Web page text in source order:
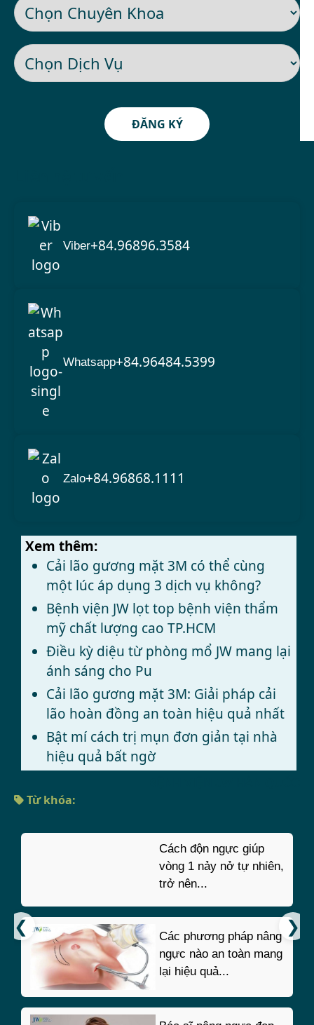
ĐĂNG KÝ
Viber+84.96896.3584
Whatsapp+84.96484.5399
Zalo+84.96868.1111
Xem thêm:
Cải lão gương mặt 3M có thể cùng
một lúc áp dụng 3 dịch vụ không?
Bệnh viện JW lọt top bệnh viện thẩm
mỹ chất lượng cao TP.HCM
Điều kỳ diệu từ phòng mổ JW mang lại
ánh sáng cho Pu
Cải lão gương mặt 3M: Giải pháp cải
lão hoàn đồng an toàn hiệu quả nhất
Bật mí cách trị mụn đơn giản tại nhà
hiệu quả bất ngờ
Từ khóa:
Cách độn ngực giúp
vòng 1 nảy nở tự nhiên,
trở nên...
Các phương pháp nâng
ngực nào an toàn mang
lại hiệu quả...